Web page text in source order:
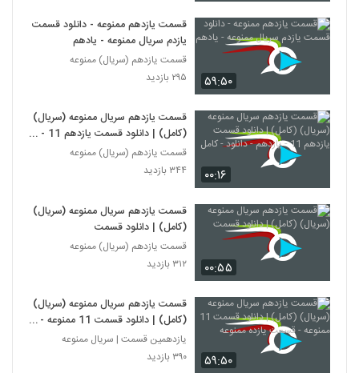
۵۹:۵۰
قسمت یازدهم ممنوعه - دانلود قسمت
یازدم سریال ممنوعه - یادهم
قسمت یازدهم (سریال) ممنوعه
۲۹۵ بازدید
۰۰:۱۶
قسمت یازدهم سریال ممنوعه (سریال)
(کامل) | دانلود قسمت یازدهم 11 -
یازدهم - دانلود - کامل
قسمت یازدهم (سریال) ممنوعه
۳۴۴ بازدید
۰۰:۵۵
قسمت یازدهم سریال ممنوعه (سریال)
(کامل) | دانلود قسمت
قسمت یازدهم (سریال) ممنوعه
۳۱۲ بازدید
۵۹:۵۰
قسمت یازدهم سریال ممنوعه (سریال)
(کامل) | دانلود قسمت 11 ممنوعه -
قسمت یازده ممنوعه
یازدهمین قسمت | سریال ممنوعه
۳۹۰ بازدید